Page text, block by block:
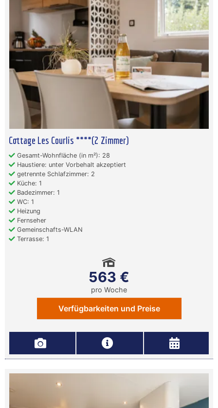
Cottage Les Courlis ****(2 Zimmer)
Gesamt-Wohnfläche (in m²): 28
Haustiere: unter Vorbehalt akzeptiert
getrennte Schlafzimmer: 2
Küche: 1
Badezimmer: 1
WC: 1
Heizung
Fernseher
Gemeinschafts-WLAN
Terrasse: 1
563 €
pro Woche
Verfügbarkeiten und Preise